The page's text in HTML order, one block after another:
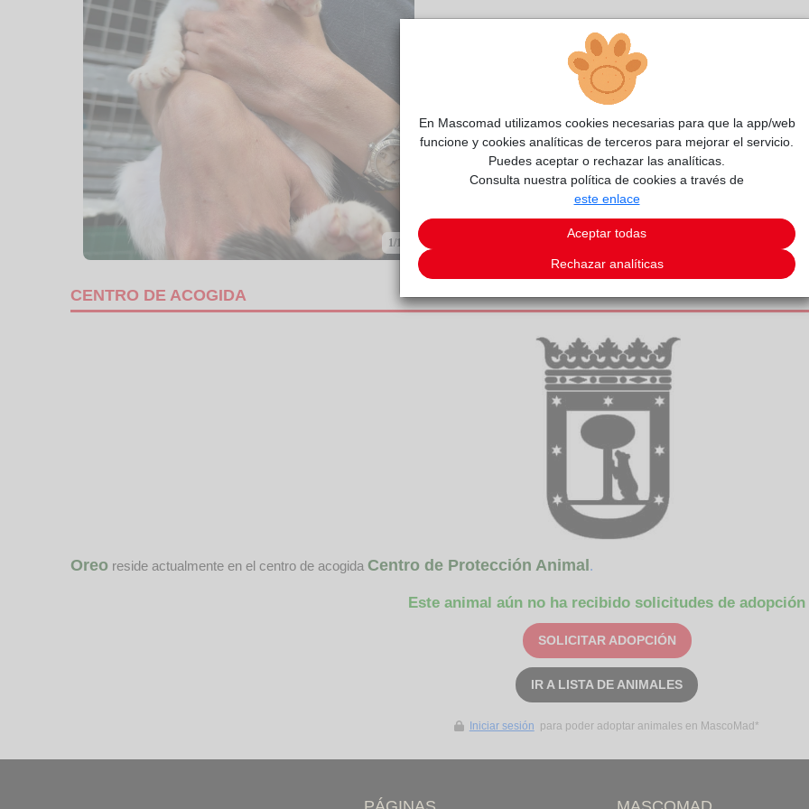
1/1
CENTRO DE ACOGIDA
Oreo reside actualmente en el centro de acogida Centro de Protección Animal .
Este animal aún no ha recibido solicitudes de adopción
SOLICITAR ADOPCIÓN
IR A LISTA DE ANIMALES
Iniciar sesión para poder adoptar animales en MascoMad*
En Mascomad utilizamos cookies necesarias para que la app/web
funcione y cookies analíticas de terceros para mejorar el servicio.
Puedes aceptar o rechazar las analíticas.
Consulta nuestra política de cookies a través de
este enlace
Aceptar todas
Rechazar analíticas